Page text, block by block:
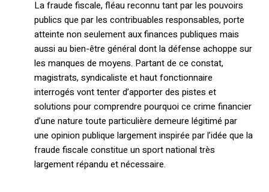
La fraude fiscale, fléau reconnu tant par les pouvoirs
publics que par les contribuables responsables, porte
atteinte non seulement aux finances publiques mais
aussi au bien-être général dont la défense achoppe sur
les manques de moyens. Partant de ce constat,
magistrats, syndicaliste et haut fonctionnaire
interrogés vont tenter d’apporter des pistes et
solutions pour comprendre pourquoi ce crime financier
d’une nature toute particulière demeure légitimé par
une opinion publique largement inspirée par l’idée que la
fraude fiscale constitue un sport national très
largement répandu et nécessaire.